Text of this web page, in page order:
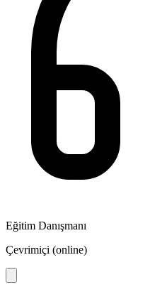
Eğitim Danışmanı
Çevrimiçi (online)